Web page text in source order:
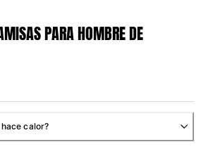
PARA HOMBRE DE
calor?